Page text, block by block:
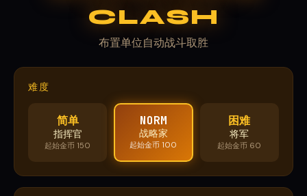
CLASH
布置单位自动战斗取胜
难度
简单
指挥官
起始金币 150
NORM
战略家
起始金币 100
困难
将军
起始金币 60